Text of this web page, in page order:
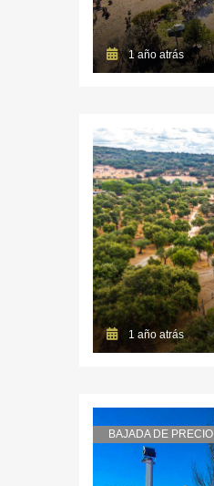
1 año atrás
1 año atrás
BAJADA DE PRECIO